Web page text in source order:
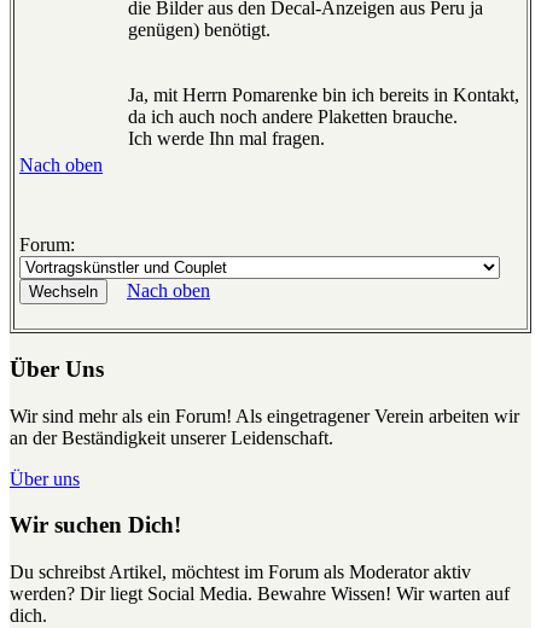
die Bilder aus den Decal-Anzeigen aus Peru ja
genügen) benötigt.
Ja, mit Herrn Pomarenke bin ich bereits in Kontakt,
da ich auch noch andere Plaketten brauche.
Ich werde Ihn mal fragen.
Nach oben
Forum:
Nach oben
Über Uns
Wir sind mehr als ein Forum! Als eingetragener Verein arbeiten wir
an der Beständigkeit unserer Leidenschaft.
Über uns
Wir suchen Dich!
Du schreibst Artikel, möchtest im Forum als Moderator aktiv
werden? Dir liegt Social Media. Bewahre Wissen! Wir warten auf
dich.